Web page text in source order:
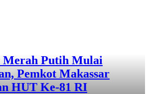
Merah Putih Mulai
Pemkot Makassar
HUT Ke-81 RI